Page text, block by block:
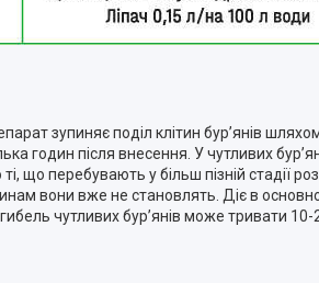
зупиняє поділ клітин бур’янів
годин після внесення. У чутливих
ті, що перебувають у більш пізній стадії
вони вже не становлять. Діє в
чутливих бур’янів може тривати 10-